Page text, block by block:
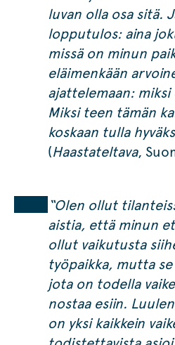
luvan olla osa sitä.
lopputulos: aina
missä on minun
eläimenkään
ajattelemaan: miksi
Miksi teen tämän
koskaan tulla
(Haastateltava,
“Olen ollut
aistia, että minun
ollut vaikutusta
työpaikka, mutta
jota on todella
nostaa esiin.
on yksi kaikkein